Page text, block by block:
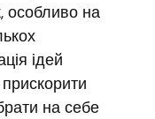
особливо на
ідей
на себе